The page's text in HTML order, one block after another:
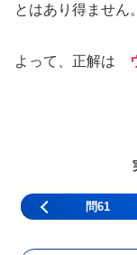
とはあり得ません。
よって、正解は
問61